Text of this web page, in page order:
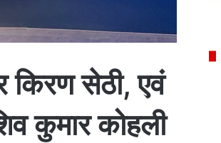
किरण सेठी, एवं
कुमार कोहली